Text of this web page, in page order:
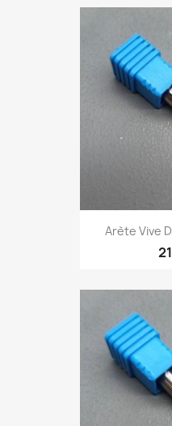
Arète Vive